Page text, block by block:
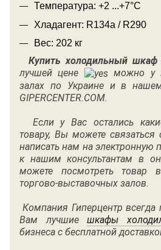
Температура: +2 ...+7°С
Хладагент: R134a / R290
Вес: 202 кг
Купить холодильный шкаф
лучшей цене
можно у
залах по Украине и в нашем
GIPERCENTER.COM.
Если у Вас остались
товару, Вы можете
написать нам на электронную
к нашим консультантам в
можете посмотреть
торгово-выставочных залов.
Компания Гиперцентр всегда
Вам лучшиешкафы
бизнеса с бесплатной